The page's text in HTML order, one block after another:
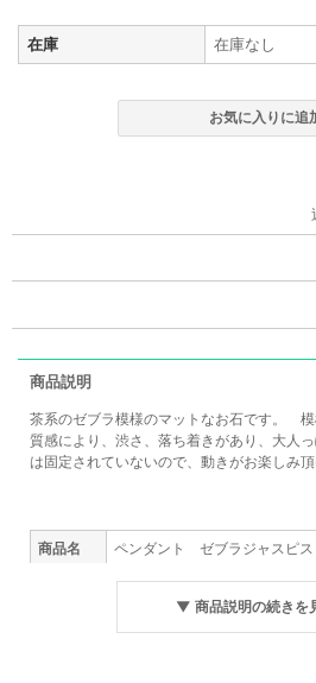
在庫 在庫なし
商品説明
茶系のゼブラ模様のマットなお石です。 模
質感により、渋さ、落ち着きがあり、大人
は固定されていないので、動きがお楽しみ頂
商品名 ペンダント ゼブラジャスピ
￥２８,６２０ （税込み）
▼ 商品説明の続きを